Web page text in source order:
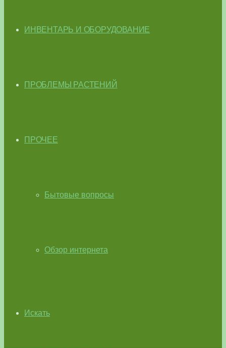
ИНВЕНТАРЬ И ОБОРУДОВАНИЕ
ПРОБЛЕМЫ РАСТЕНИЙ
ПРОЧЕЕ
Бытовые вопросы
Обзор интернета
Искать